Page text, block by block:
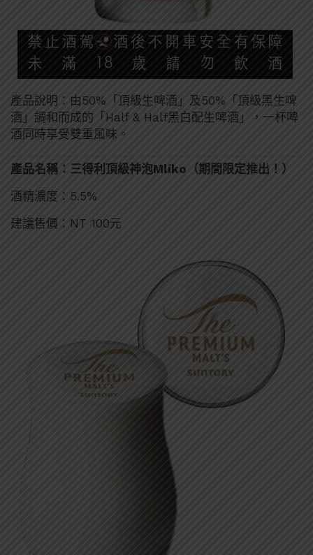
產品說明：由50%「頂級生啤酒」及50%「頂級黑生啤
酒」調和而成的「Half & Half黑白配生啤酒」，一杯啤
酒同時享受雙重風味。
產品名稱：三得利頂級神泡Mlíko（期間限定推出！）
酒精濃度：5.5%
建議售價：NT 100元